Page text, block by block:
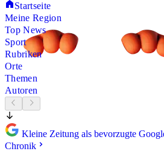
Startseite
Meine Region
Top News
Sport
Rubriken
Orte
Themen
Autoren
Kleine Zeitung als bevorzugte
Chronik